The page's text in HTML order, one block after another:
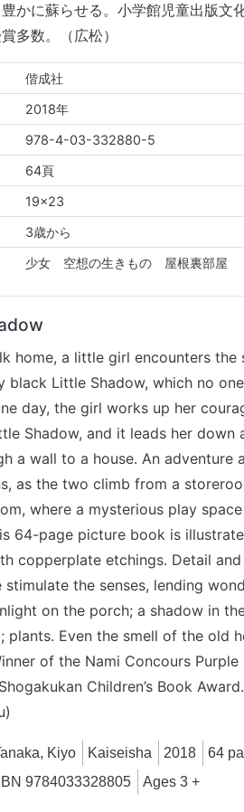
かに蘇らせる。小学館児童出版文
多数。（広松）
偕成社
2018年
978-4-03-332880-5
64頁
19×23
3歳から
少女 空想の生きもの 屋根裏部屋
home, a little girl encounters the
black Little Shadow, which no
day, the girl works up her
Shadow, and it leads her down
a wall to a house. An adventure
as the two climb from a
where a mysterious play space
64-page picture book is
copperplate etchings. Detail
stimulate the senses, lending
on the porch; a shadow in
plants. Even the smell of the old
of the Nami Concours Purple
Children’s Book Award.
Kiyo Kaiseisha 2018
64
9784033328805 Ages 3 +